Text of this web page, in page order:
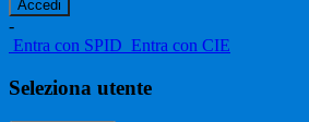
-
Entra con SPID Entra con CIE
Seleziona utente